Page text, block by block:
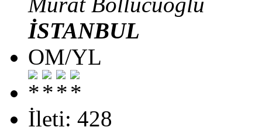
İSTANBUL
OM/YL
İleti: 428